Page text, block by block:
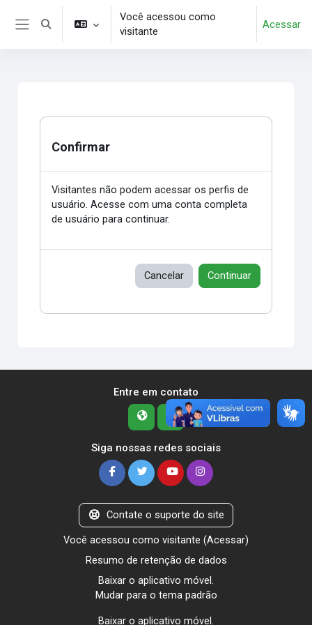
Ir para o conteúdo principal
Alternar entrada de pesquisa
Você acessou como
visitante
Acessar
Confirmar
Visitantes não podem acessar os perfis de
usuário. Acesse com uma conta completa
de usuário para continuar.
Cancelar Continuar
Entre em contato
Siga nossas redes sociais
Contate o suporte do site
Você acessou como visitante (Acessar)
Resumo de retenção de dados
Baixar o aplicativo móvel.
Mudar para o tema padrão
Baixar o aplicativo móvel.